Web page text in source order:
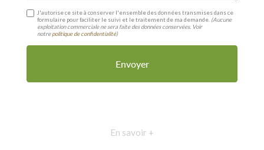
J'autorise ce site à conserver l'ensemble des données transmises dans ce
formulaire pour faciliter le suivi et le traitement de ma demande. (Aucune
exploitation commerciale ne sera faite des données conservées. Voir
notrepolitique de confidentialité)
En savoir +